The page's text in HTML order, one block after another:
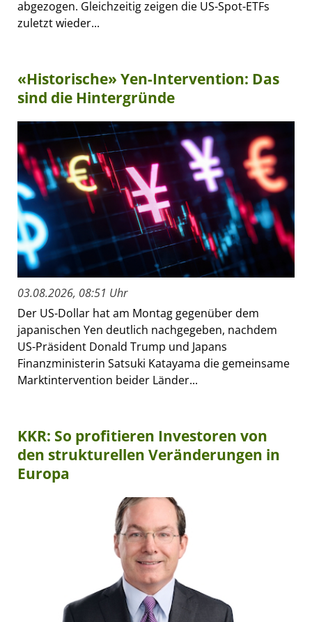
abgezogen. Gleichzeitig zeigen die US-Spot-ETFs
zuletzt wieder...
«Historische» Yen-Intervention: Das
sind die Hintergründe
03.08.2026, 08:51 Uhr
Der US-Dollar hat am Montag gegenüber dem
japanischen Yen deutlich nachgegeben, nachdem
US-Präsident Donald Trump und Japans
Finanzministerin Satsuki Katayama die gemeinsame
Marktintervention beider Länder...
KKR: So profitieren Investoren von
den strukturellen Veränderungen in
Europa